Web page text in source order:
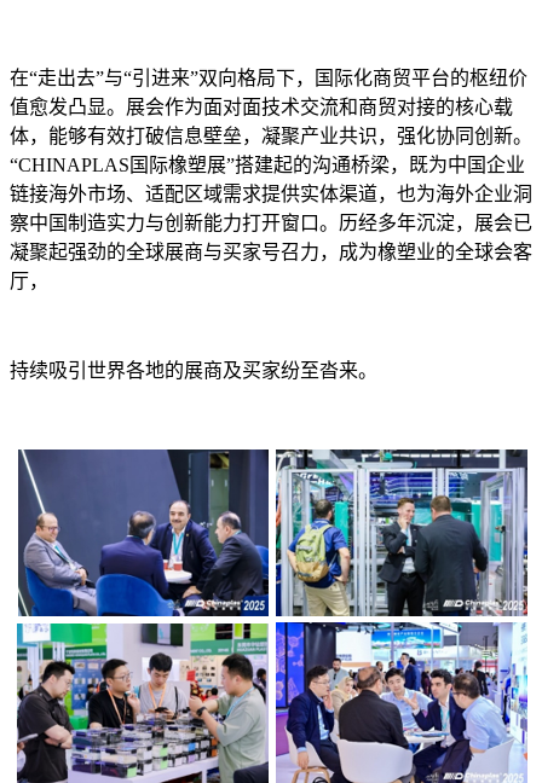
在“走出去”与“引进来”双向格局下，国际化商贸平台的枢纽价
值愈发凸显。展会作为面对面技术交流和商贸对接的核心载
体，能够有效打破信息壁垒，凝聚产业共识，强化协同创新。
“CHINAPLAS国际橡塑展”搭建起的沟通桥梁，既为中国企业
链接海外市场、适配区域需求提供实体渠道，也为海外企业洞
察中国制造实力与创新能力打开窗口。历经多年沉淀，展会已
凝聚起强劲的全球展商与买家号召力，成为橡塑业的全球会客
厅，
持续吸引世界各地的展商及买家纷至沓来。